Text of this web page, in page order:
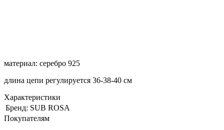
материал: серебро 925
длина цепи регулируется 36-38-40 см
Характеристики
Бренд: SUB ROSA
Покупателям